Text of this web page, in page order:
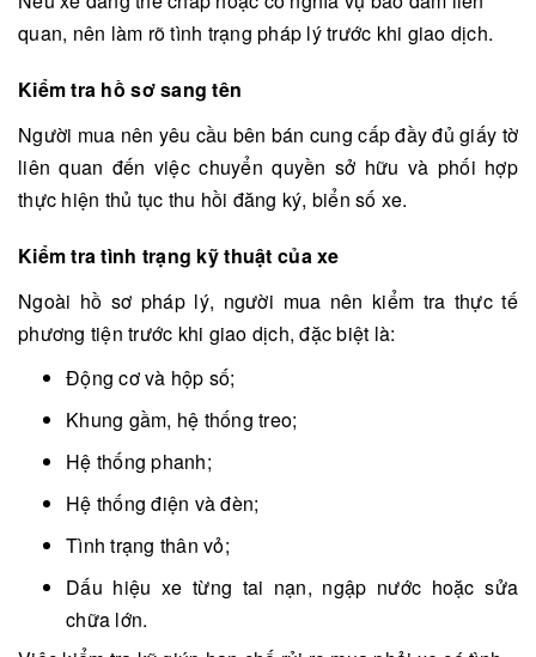
quan, nên làm rõ tình trạng pháp lý trước khi giao dịch.
Kiểm tra hồ sơ sang tên
Người mua nên yêu cầu bên bán cung cấp đầy đủ giấy tờ
liên quan đến việc chuyển quyền sở hữu và phối hợp
thực hiện thủ tục thu hồi đăng ký, biển số xe.
Kiểm tra tình trạng kỹ thuật của xe
Ngoài hồ sơ pháp lý, người mua nên kiểm tra thực tế
phương tiện trước khi giao dịch, đặc biệt là:
Động cơ và hộp số;
Khung gầm, hệ thống treo;
Hệ thống phanh;
Hệ thống điện và đèn;
Tình trạng thân vỏ;
Dấu hiệu xe từng tai nạn, ngập nước hoặc sửa
chữa lớn.